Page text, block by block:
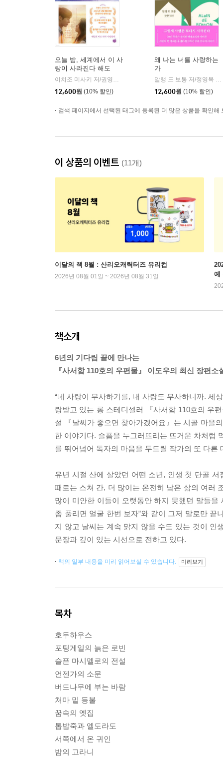
오늘 밤, 세계에서 이 사
랑이 사라진다 해도
이치조 미사키 저/권영주 역
12,600원 (10% 할인)
왜 나는 너를 사랑하는
가
알랭 드 보통 저/정영목 역
12,600원 (10% 할인)
검색 페이지에서 선택된 태그에 등록된 더 많은 상품을 확인해
이 상품의 이벤트 (11개)
이달의 책 8월 : 산리오캐릭터즈 유리컵
2026년 08월 01일 ~ 2026년 08월 31일
예
책소개
6년의 기다림 끝에 만나는
『사서함 110호의 우편물』 이도우의 최신 장편소
“네 사랑이 무사하기를, 내 사랑도 무사하니까. 세
랑받고 있는 롱 스테디셀러 『사서함 110호의 우
설 『날씨가 좋으면 찾아가겠어요』는 시골 마을
한 이야기다. 슬픔을 누그러뜨리는 뜨거운 차처럼
를 뛰어넘어 독자의 마음을 두드릴 작가의 또 다른
유년 시절 산에 살았던 어떤 소년, 인생 첫 단골
때로는 스쳐 간, 더 많이는 온전히 남은 삶의 여러
많이 미안한 이들이 오랫동안 하지 못했던 말들을
좀 풀리면 얼굴 한번 보자”와 같이 그저 말로만
지 않고 날씨는 계속 맑지 않을 수도 있는 것이 인
문장과 깊이 있는 시선으로 전하고 있다.
책의 일부 내용을 미리 읽어보실 수 있습니다. 미리보기
목차
호두하우스
포팅게일의 늙은 로빈
슬픈 마시멜로의 전설
언젠가의 소문
버드나무에 부는 바람
처마 밑 등불
꿈속의 옛집
톱밥죽과 엘도라도
서쪽에서 온 귀인
밤의 고라니